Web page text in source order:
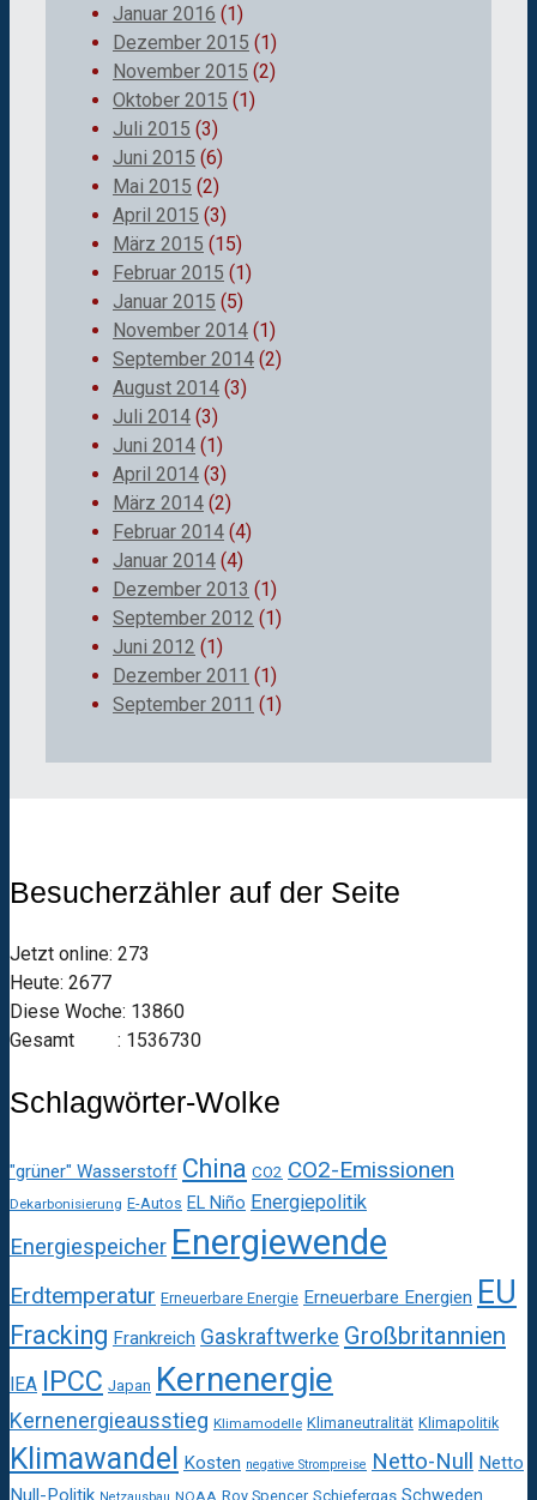
Januar 2016 (1)
Dezember 2015 (1)
November 2015 (2)
Oktober 2015 (1)
Juli 2015 (3)
Juni 2015 (6)
Mai 2015 (2)
April 2015 (3)
März 2015 (15)
Februar 2015 (1)
Januar 2015 (5)
November 2014 (1)
September 2014 (2)
August 2014 (3)
Juli 2014 (3)
Juni 2014 (1)
April 2014 (3)
März 2014 (2)
Februar 2014 (4)
Januar 2014 (4)
Dezember 2013 (1)
September 2012 (1)
Juni 2012 (1)
Dezember 2011 (1)
September 2011 (1)
Besucherzähler auf der Seite
Jetzt online: 273
Heute: 2677
Diese Woche: 13860
Gesamt : 1536730
Schlagwörter-Wolke
"grüner" Wasserstoff China CO2 CO2-Emissionen
Dekarbonisierung E-Autos EL Niño Energiepolitik
Energiespeicher Energiewende
Erdtemperatur Erneuerbare Energie Erneuerbare Energien EU
Fracking Frankreich Gaskraftwerke Großbritannien
IEA IPCC Japan Kernenergie
Kernenergieausstieg Klimamodelle Klimaneutralität Klimapolitik
Klimawandel Kosten negative Strompreise Netto-Null Netto
Null-Politik Netzausbau NOAA Roy Spencer Schiefergas Schweden